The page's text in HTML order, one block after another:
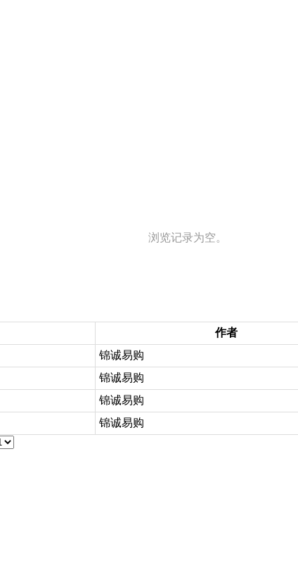
浏览记录为空。
作者
锦诚易购
锦诚易购
锦诚易购
锦诚易购